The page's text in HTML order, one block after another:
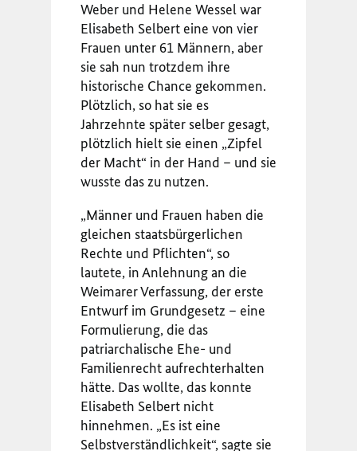
Weber und Helene Wessel war
Elisabeth Selbert eine von vier
Frauen unter 61 Männern, aber
sie sah nun trotzdem ihre
historische Chance gekommen.
Plötzlich, so hat sie es
Jahrzehnte später selber gesagt,
plötzlich hielt sie einen „Zipfel
der Macht“ in der Hand – und sie
wusste das zu nutzen.
„Männer und Frauen haben die
gleichen staatsbürgerlichen
Rechte und Pflichten“, so
lautete, in Anlehnung an die
Weimarer Verfassung, der erste
Entwurf im Grundgesetz – eine
Formulierung, die das
patriarchalische Ehe- und
Familienrecht aufrechterhalten
hätte. Das wollte, das konnte
Elisabeth Selbert nicht
hinnehmen. „Es ist eine
Selbstverständlichkeit“, sagte sie